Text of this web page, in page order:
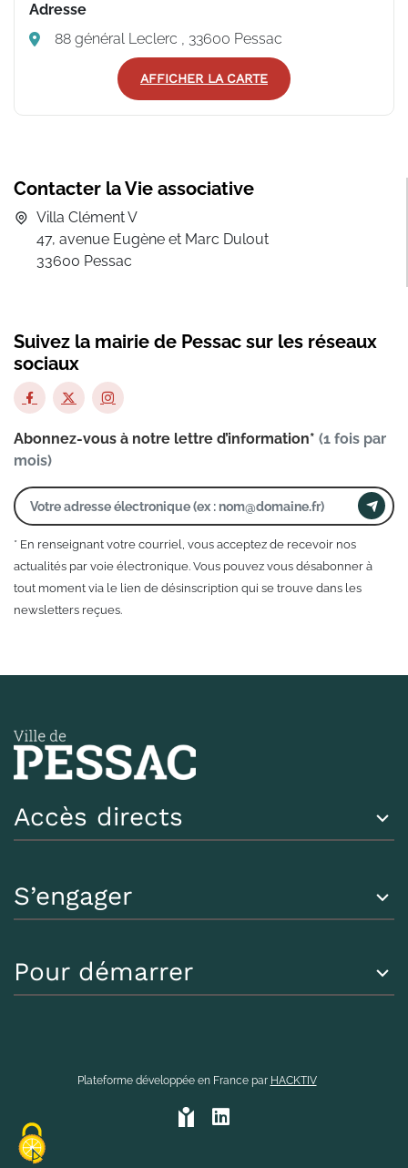
Adresse
88 général Leclerc , 33600 Pessac
AFFICHER LA CARTE
Contacter la Vie associative
Villa Clément V
47, avenue Eugène et Marc Dulout
33600 Pessac
Suivez la mairie de Pessac sur les réseaux
sociaux
Abonnez-vous à notre lettre d’information* (1 fois par
mois)
* En renseignant votre courriel, vous acceptez de recevoir nos
actualités par voie électronique. Vous pouvez vous désabonner à
tout moment via le lien de désinscription qui se trouve dans les
newsletters reçues.
Accès directs
S’engager
Pour démarrer
Plateforme développée en France par HACKTIV